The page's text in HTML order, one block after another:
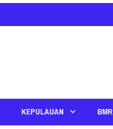
KEPULAUAN BMR